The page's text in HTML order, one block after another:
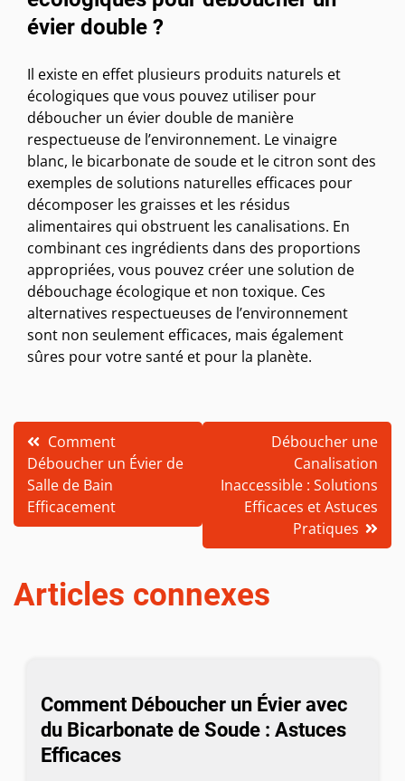
évier double ?
Il existe en effet plusieurs produits naturels et
écologiques que vous pouvez utiliser pour
déboucher un évier double de manière
respectueuse de l’environnement. Le vinaigre
blanc, le bicarbonate de soude et le citron sont des
exemples de solutions naturelles efficaces pour
décomposer les graisses et les résidus
alimentaires qui obstruent les canalisations. En
combinant ces ingrédients dans des proportions
appropriées, vous pouvez créer une solution de
débouchage écologique et non toxique. Ces
alternatives respectueuses de l’environnement
sont non seulement efficaces, mais également
sûres pour votre santé et pour la planète.
Navigation
de
l’article
Comment
Déboucher un Évier de
Salle de Bain
Efficacement
Déboucher une
Canalisation
Inaccessible : Solutions
Efficaces et Astuces
Pratiques
Articles connexes
Comment Déboucher un Évier avec
du Bicarbonate de Soude : Astuces
Efficaces